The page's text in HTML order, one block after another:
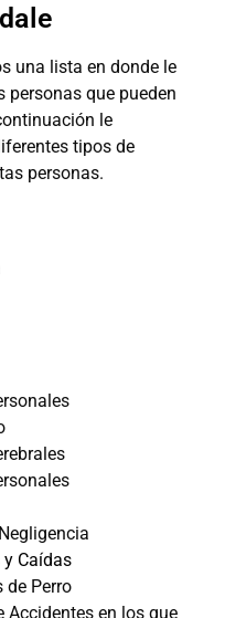
una lista en donde le
que pueden
le
tipos de
personas.
y Caídas
de Perro
Accidentes en los que